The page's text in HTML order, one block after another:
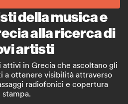
della musica e
alla ricerca di
artisti
in Grecia che ascoltano gli
a ottenere visibilità attraverso
radiofonici e copertura
stampa.